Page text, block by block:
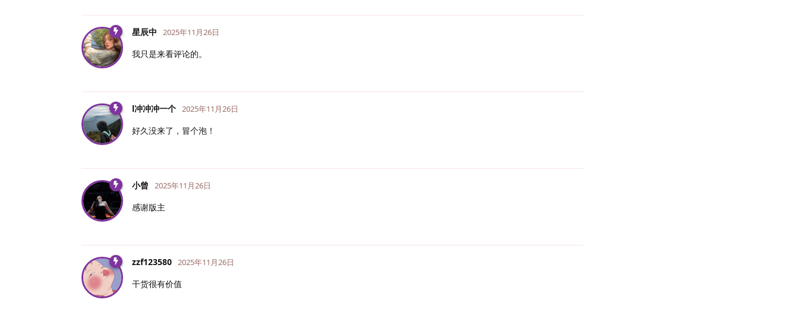
星辰中 2025年11月26日
我只是来看评论的。
l冲冲冲一个 2025年11月26日
好久没来了，冒个泡！
小曾 2025年11月26日
感谢版主
zzf123580 2025年11月26日
干货很有价值